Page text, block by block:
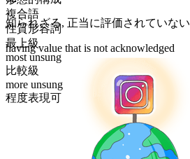
複合語
性質形容詞
最上級
most unsung
比較級
more unsung
程度表現可
知られざる, 正当に評価されていない
having value that is not acknowledged